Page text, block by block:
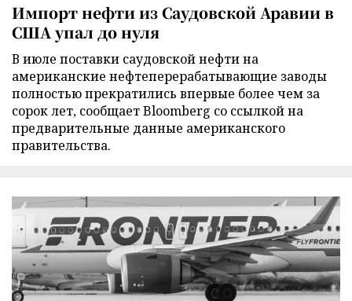
Импорт нефти из Саудовской Аравии в
США упал до нуля
В июле поставки саудовской нефти на
американские нефтеперерабатывающие заводы
полностью прекратились впервые более чем за
сорок лет, сообщает Bloomberg со ссылкой на
предварительные данные американского
правительства.